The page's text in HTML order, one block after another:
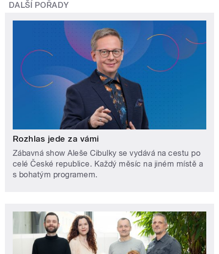
DALŠÍ POŘADY
Rozhlas jede za vámi
Zábavná show Aleše Cibulky se vydává na cestu po
celé České republice. Každý měsíc na jiném místě a
s bohatým programem.